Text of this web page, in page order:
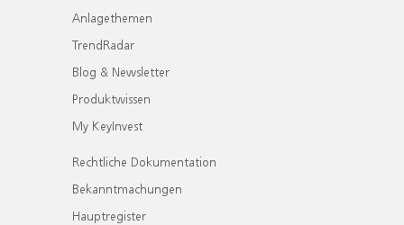
Anlagethemen
TrendRadar
Blog & Newsletter
Produktwissen
My KeyInvest
Rechtliche Dokumentation
Bekanntmachungen
Hauptregister